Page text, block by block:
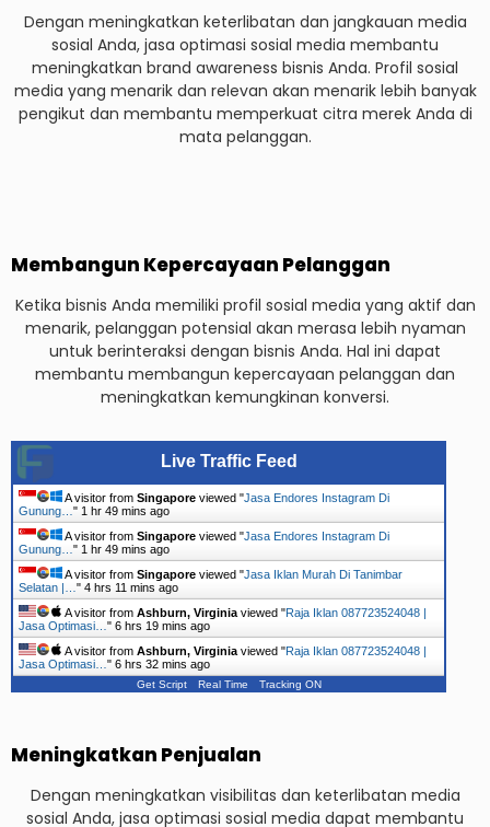
Dengan meningkatkan keterlibatan dan jangkauan media
sosial Anda, jasa optimasi sosial media membantu
meningkatkan brand awareness bisnis Anda. Profil sosial
media yang menarik dan relevan akan menarik lebih banyak
pengikut dan membantu memperkuat citra merek Anda di
mata pelanggan.
Membangun Kepercayaan Pelanggan
Ketika bisnis Anda memiliki profil sosial media yang aktif dan
menarik, pelanggan potensial akan merasa lebih nyaman
untuk berinteraksi dengan bisnis Anda. Hal ini dapat
membantu membangun kepercayaan pelanggan dan
meningkatkan kemungkinan konversi.
Live Traffic Feed
A visitor from Singapore viewed "Jasa Endores Instagram Di
Gunung… " 1 hr 49 mins ago
A visitor from Singapore viewed "Jasa Endores Instagram Di
Gunung… " 1 hr 49 mins ago
A visitor from Singapore viewed "Jasa Iklan Murah Di Tanimbar
Selatan |… " 4 hrs 11 mins ago
A visitor from Ashburn, Virginia viewed "Raja Iklan 087723524048 |
Jasa Optimasi… " 6 hrs 19 mins ago
A visitor from Ashburn, Virginia viewed "Raja Iklan 087723524048 |
Jasa Optimasi… " 6 hrs 32 mins ago
Get Script Real Time Tracking ON
Meningkatkan Penjualan
Dengan meningkatkan visibilitas dan keterlibatan media
sosial Anda, jasa optimasi sosial media dapat membantu